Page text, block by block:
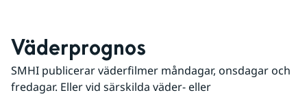
Väderprognos
SMHI publicerar väderfilmer måndagar, onsdagar och
fredagar. Eller vid särskilda väder- eller